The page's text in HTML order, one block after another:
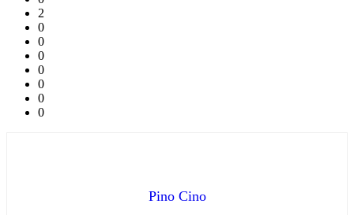
2
0
0
0
0
0
0
0
Pino Cino